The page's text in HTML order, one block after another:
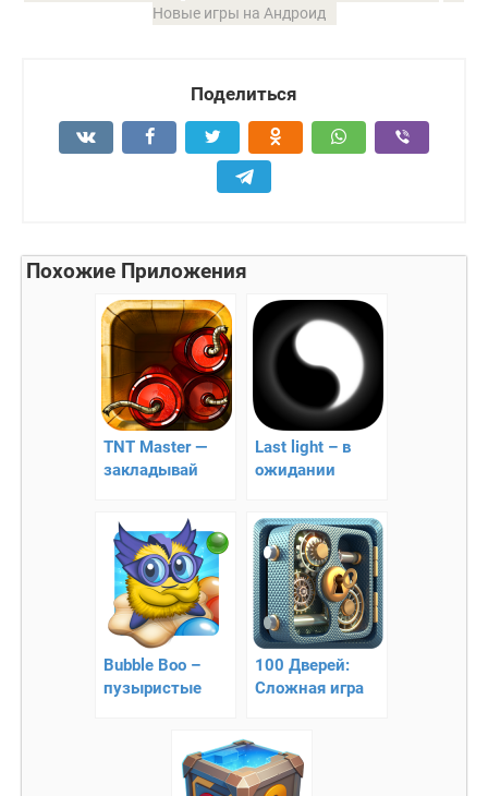
Новые игры на Андроид
Поделиться
Похожие Приложения
TNT Master —
закладывай
Last light – в
ожидании
Bubble Boo –
пузыристые
100 Дверей:
Сложная игра